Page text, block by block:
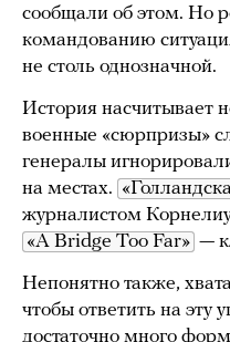
сообщали об этом. Но
командованию
не столь однозначной.
История насчитывает
военные «сюрпризы»
генералы
на местах.
журналистом
«A Bridge Too Far» —
Непонятно также,
чтобы ответить на эту
достаточно много